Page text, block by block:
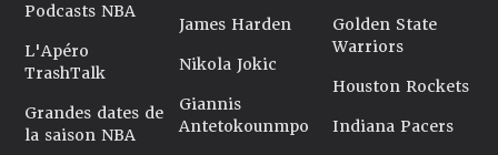
Podcasts NBA
L'Apéro
TrashTalk
Grandes dates de
la saison NBA
James Harden
Nikola Jokic
Giannis
Antetokounmpo
Golden State
Warriors
Houston Rockets
Indiana Pacers